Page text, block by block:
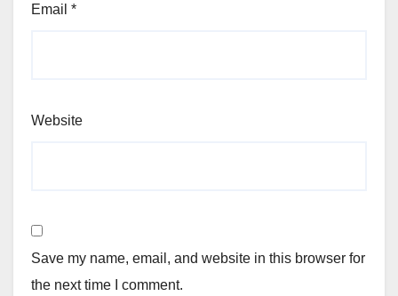
Email *
Website
Save my name, email, and website in this browser for
the next time I comment.